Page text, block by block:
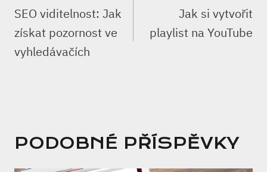
PRO
PŘÍSPĚVEK
SEO viditelnost: Jak
získat pozornost ve
vyhledávačích
Jak si vytvořit
playlist na YouTube
PODOBNÉ PŘÍSPĚVKY